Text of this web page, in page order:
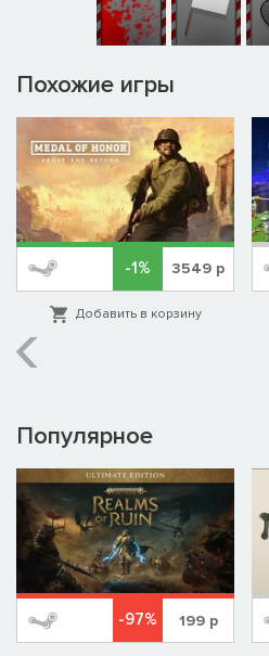
Похожие игры
-1% 3549 р
Добавить в корзину
Популярное
-97% 199р